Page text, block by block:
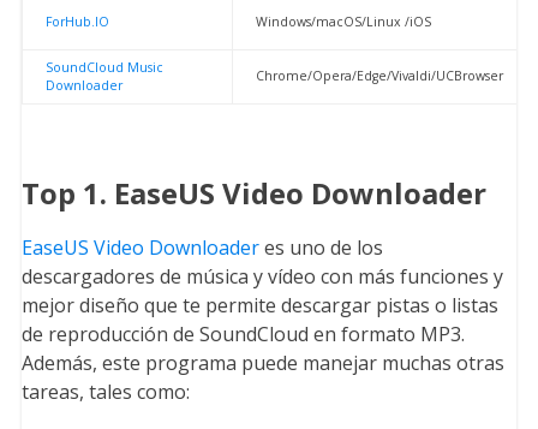
ForHub.IO Windows/macOS/Linux /iOS
SoundCloud Music
Downloader
Chrome/Opera/Edge/Vivaldi/UCBrowser
Top 1. EaseUS Video Downloader
EaseUS Video Downloaderes uno de los
descargadores de música y vídeo con más funciones y
mejor diseño que te permite descargar pistas o listas
de reproducción de SoundCloud en formato MP3.
Además, este programa puede manejar muchas otras
tareas, tales como: